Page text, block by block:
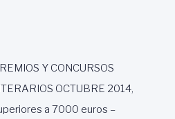
Y CONCURSOS
OCTUBRE 2014,
a 7000 euros –